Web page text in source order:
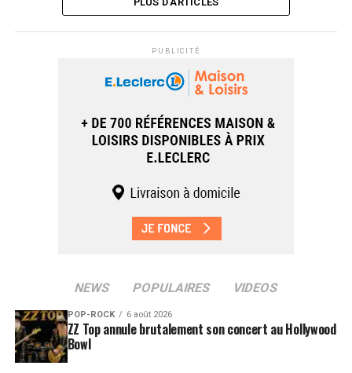
PUBLICITÉ
NEWS POPULAIRES VIDEOS
POP-ROCK 6 août 2026
ZZ Top annule brutalement son concert au Hollywood
Bowl